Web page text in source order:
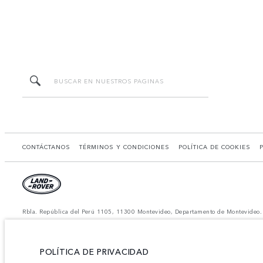
CONTÁCTANOS TÉRMINOS Y CONDICIONES POLÍTICA DE COOKIES
Rbla. República del Perú 1105, 11300 Montevideo, Departamento de Montevideo.
Nota importante sobre imágenes y especificaciones.
dinámica y como resultado de ella, el uso de fotografías en este sitio web puede
POLÍTICA DE PRIVACIDAD